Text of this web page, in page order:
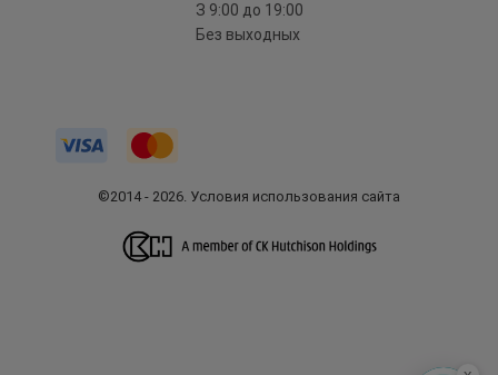
З 9:00 до 19:00
Без выходных
©2014 - 2026. Условия использования сайта